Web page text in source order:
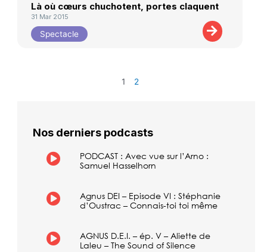
Là où cœurs chuchotent, portes claquent
31 Mar 2015
Spectacle
1 2
Nos derniers podcasts
PODCAST : Avec vue sur l’Arno :
Samuel Hasselhorn
Agnus DEI – Episode VI : Stéphanie
d’Oustrac – Connais-toi toi même
AGNUS D.E.I. – ép. V – Aliette de
Laleu – The Sound of Silence